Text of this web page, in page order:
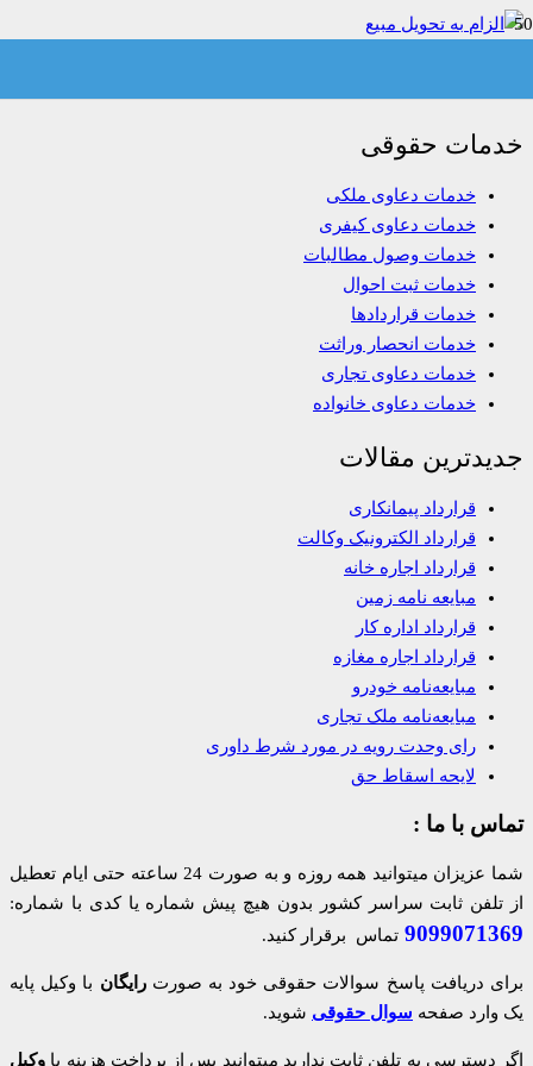
خدمات حقوقی
خدمات دعاوی ملکی
خدمات دعاوی کیفری
خدمات وصول مطالبات
خدمات ثبت احوال
خدمات قراردادها
خدمات انحصار وراثت
خدمات دعاوی تجاری
خدمات دعاوی خانواده
جدیدترین مقالات
قرارداد پیمانکاری
قرارداد الکترونیک وکالت
قرارداد اجاره خانه
مبایعه نامه زمین
قرارداد اداره کار
قرارداد اجاره مغازه
مبایعه‌نامه خودرو
مبایعه‌نامه ملک تجاری
رای وحدت رویه در مورد شرط داوری
لایحه اسقاط حق
تماس با ما :
شما عزیزان میتوانید همه روزه و به صورت 24 ساعته حتی ایام تعطیل
از تلفن ثابت سراسر کشور بدون هیچ پیش شماره یا کدی با شماره:
9099071369 تماس برقرار کنید.
برای دریافت پاسخ سوالات حقوقی خود به صورت رایگان با وکیل پایه
یک وارد صفحه سوال حقوقی شوید.
اگر دسترسی به تلفن ثابت ندارید میتوانید پس از پرداخت هزینه با وکیل